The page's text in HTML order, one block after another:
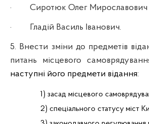
· Сиротюк Олег Мирославович
· Гладій Василь Іванович.
5. Внести зміни до предметів
питань місцевого
наступні його предмети відання:
1) засад місцевого
2) спеціального статусу міст